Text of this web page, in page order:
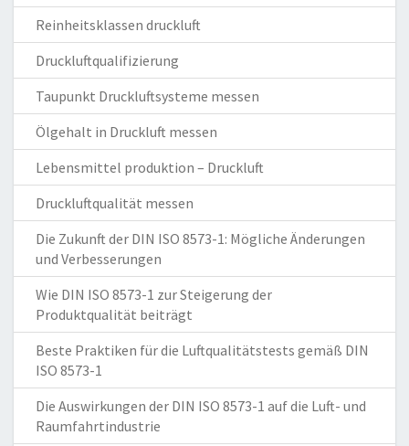
Reinheitsklassen druckluft
Druckluftqualifizierung
Taupunkt Druckluftsysteme messen
Ölgehalt in Druckluft messen
Lebensmittel produktion – Druckluft
Druckluftqualität messen
Die Zukunft der DIN ISO 8573-1: Mögliche Änderungen
und Verbesserungen
Wie DIN ISO 8573-1 zur Steigerung der
Produktqualität beiträgt
Beste Praktiken für die Luftqualitätstests gemäß DIN
ISO 8573-1
Die Auswirkungen der DIN ISO 8573-1 auf die Luft- und
Raumfahrtindustrie